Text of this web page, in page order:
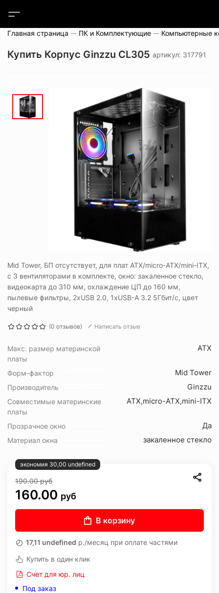
Главная страница ПК и Комплектующие Компьютерные
Купить Корпус Ginzzu CL305 артикул: 317791
Mid Tower, БП отсутствует, для плат ATX/micro-ATX/mini-ITX,
с 3 вентиляторами в комплекте, окно: закаленное стекло,
видеокарта до 310 мм, охлаждение ЦП до 160 мм,
пылевые фильтры, 2xUSB 2.0, 1xUSB-A 3.2 5Гбит/с, цвет
черный
(0 отзывов) Написать отзыв
Макс. размер материнской
платы
ATX
Форм-фактор Mid Tower
Производитель Ginzzu
Совместимые материнские
платы
ATX,micro-ATX,mini-ITX
Прозрачное окно Да
Материал окна закаленное стекло
экономия 30,00 undefined
190.00руб
160.00 руб
В корзину
17,11 undefined р./месяц при оплате частями
Купить в один клик
Счет для юр. лиц
Под заказ